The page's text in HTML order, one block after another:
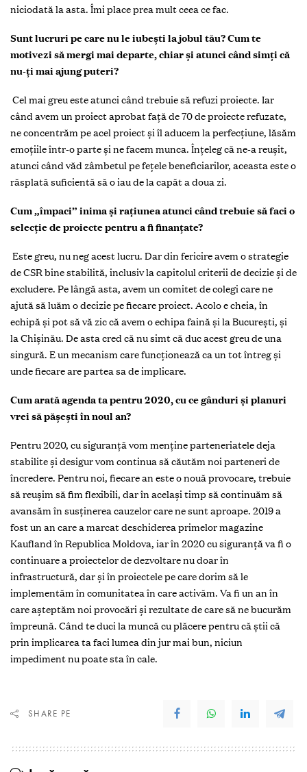
niciodată la asta. Îmi place prea mult ceea ce fac.
Sunt lucruri pe care nu le iubești la jobul tău? Cum te
motivezi să mergi mai departe, chiar și atunci când simți că
nu-ți mai ajung puteri?
Cel mai greu este atunci când trebuie să refuzi proiecte. Iar
când avem un proiect aprobat față de 70 de proiecte refuzate,
ne concentrăm pe acel proiect și îl aducem la perfecțiune, lăsăm
emoțiile într-o parte și ne facem munca. Înțeleg că ne-a reușit,
atunci când văd zâmbetul pe fețele beneficiarilor, aceasta este o
răsplată suficientă să o iau de la capăt a doua zi.
Cum „împaci” inima și rațiunea atunci când trebuie să faci o
selecție de proiecte pentru a fi finanțate?
Este greu, nu neg acest lucru. Dar din fericire avem o strategie
de CSR bine stabilită, inclusiv la capitolul criterii de decizie și de
excludere. Pe lângă asta, avem un comitet de colegi care ne
ajută să luăm o decizie pe fiecare proiect. Acolo e cheia, în
echipă și pot să vă zic că avem o echipa faină și la București, și
la Chișinău. De asta cred că nu simt că duc acest greu de una
singură. E un mecanism care funcționează ca un tot întreg și
unde fiecare are partea sa de implicare.
Cum arată agenda ta pentru 2020, cu ce gânduri și planuri
vrei să pășești în noul an?
Pentru 2020, cu siguranță vom menține parteneriatele deja
stabilite și desigur vom continua să căutăm noi parteneri de
încredere. Pentru noi, fiecare an este o nouă provocare, trebuie
să reușim să fim flexibili, dar în același timp să continuăm să
avansăm în susținerea cauzelor care ne sunt aproape. 2019 a
fost un an care a marcat deschiderea primelor magazine
Kaufland în Republica Moldova, iar în 2020 cu siguranță va fi o
continuare a proiectelor de dezvoltare nu doar în
infrastructură, dar și în proiectele pe care dorim să le
implementăm în comunitatea în care activăm. Va fi un an în
care așteptăm noi provocări și rezultate de care să ne bucurăm
împreună. Când te duci la muncă cu plăcere pentru că știi că
prin implicarea ta faci lumea din jur mai bun, niciun
impediment nu poate sta în cale.
SHARE PE